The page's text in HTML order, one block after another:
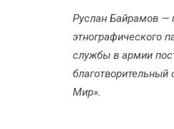
Руслан Байрамов —
этнографического
службы в армии
Мир».